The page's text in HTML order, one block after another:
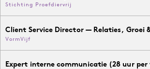
Stichting Proefdiervrij
Client Service Director — Relaties, Groei
VormVijf
Expert interne communicatie (28 uur per